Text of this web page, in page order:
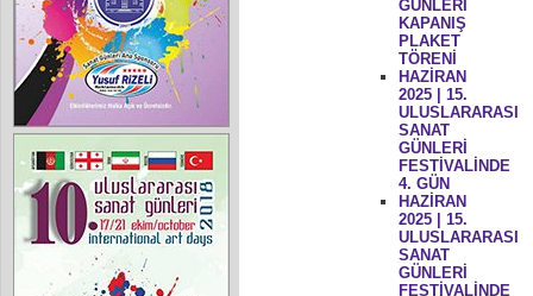
GÜNLERİ
KAPANIŞ
PLAKET
TÖRENİ
HAZİRAN
2025 | 15.
ULUSLARARASI
SANAT
GÜNLERİ
FESTİVALİNDE
4. GÜN
HAZİRAN
2025 | 15.
ULUSLARARASI
SANAT
GÜNLERİ
FESTİVALİNDE